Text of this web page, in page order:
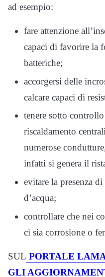
ad esempio:
fare attenzione
capaci di favorire la
batteriche;
accorgersi delle
calcare capaci di
tenere sotto
riscaldamento
numerose
infatti si genera il
evitare la presenza
d’acqua;
controllare che nei
ci sia corrosione o
SUL PORTALE
GLI